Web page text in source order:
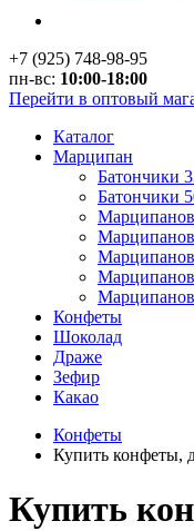
+7 (925) 748-98-95
пн-вс: 10:00-18:00
Перейти в оптовый
Каталог
Марципан
Батончики
Батончики
Конфеты
Шоколад
Драже
Зефир
Какао
Конфеты
Купить конфеты,
Купить